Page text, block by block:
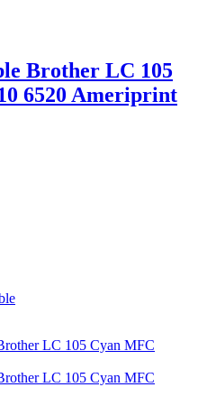
Brother LC 105
6520 Ameriprint